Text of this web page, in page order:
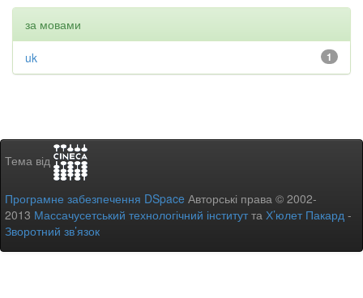
за мовами
1
uk
Тема від
Програмне забезпечення DSpace Авторські права © 2002-
2013 Массачусетський технологічний інститутта Х’юлет Пакард -
Зворотний зв’язок